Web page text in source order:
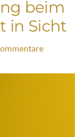
beim
in Sicht